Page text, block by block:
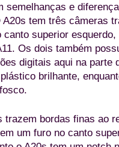
semelhanças e
tem três câmeras
superior esquerdo,
Os dois também
digitais aqui na parte
brilhante,
trazem bordas finas ao
um furo no canto